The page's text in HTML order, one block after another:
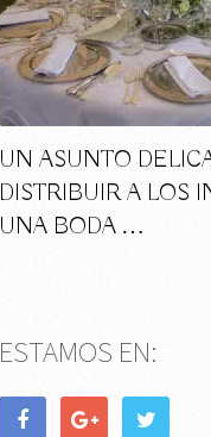
UN ASUNTO
DISTRIBUIR A LOS
UNA BODA …
ESTAMOS EN: